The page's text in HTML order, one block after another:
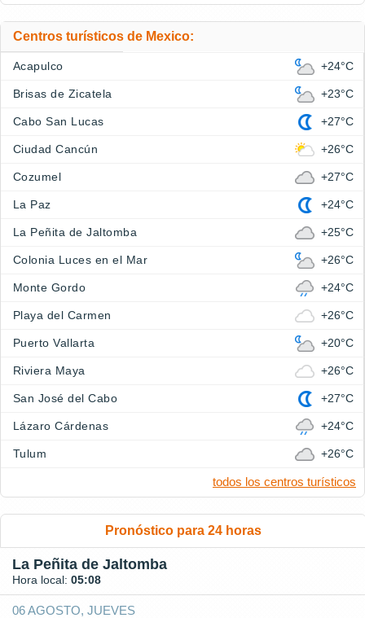
Centros turísticos de Mexico:
Acapulco +24°C
Brisas de Zicatela +23°C
Cabo San Lucas +27°C
Ciudad Cancún +26°C
Cozumel +27°C
La Paz +24°C
La Peñita de Jaltomba +25°C
Colonia Luces en el Mar +26°C
Monte Gordo +24°C
Playa del Carmen +26°C
Puerto Vallarta +20°C
Riviera Maya +26°C
San José del Cabo +27°C
Lázaro Cárdenas +24°C
Tulum +26°C
todos los centros turísticos
Pronóstico para 24 horas
La Peñita de Jaltomba
Hora local: 05:08
06 AGOSTO, JUEVES